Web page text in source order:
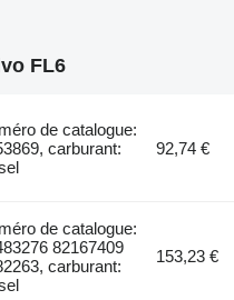
FL6
de catalogue:
carburant:
92,74 €
de catalogue:
82167409
carburant:
153,23 €